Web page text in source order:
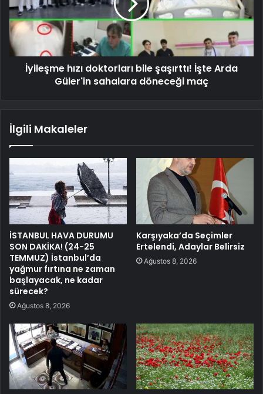
İyileşme hızı doktorları bile şaşırttı! İşte Arda
Güler'in sahalara döneceği maç
İlgili Makaleler
İSTANBUL HAVA DURUMU
SON DAKİKA! (24-25
TEMMUZ) İstanbul’da
yağmur fırtına ne zaman
başlayacak, ne kadar
sürecek?
Ağustos 8, 2026
Karşıyaka’da Seçimler
Ertelendi, Adaylar Belirsiz
Ağustos 8, 2026